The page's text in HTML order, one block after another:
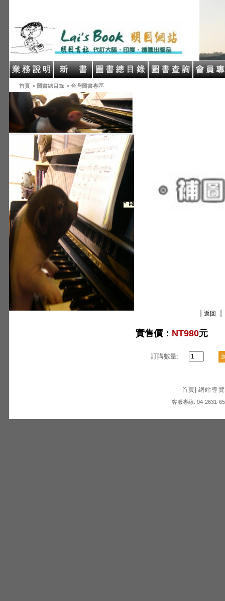
首頁 > 圖書總目錄 > 台灣圖書專區
返回
實售價： NT980元
訂購數量:
首頁 網站導覽
客服專線: 04-2631-